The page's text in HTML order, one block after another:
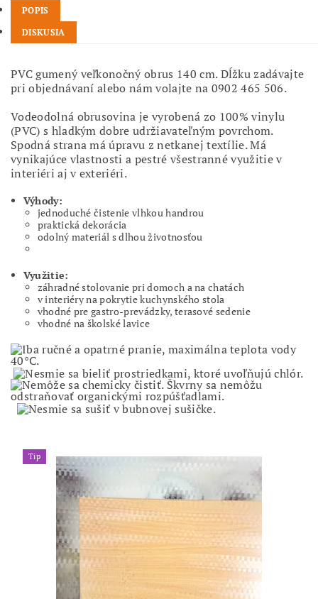
POPIS
DISKUSIA
PVC gumený veľkonočný obrus 140 cm. Dĺžku zadávajte
pri objednávaní alebo nám volajte na 0902 465 506.
Vodeodolná obrusovina je vyrobená zo 100% vinylu
(PVC) s hladkým dobre udržiavateľným povrchom.
Spodná strana má úpravu z netkanej textílie. Má
vynikajúce vlastnosti a pestré všestranné využitie v
interiéri aj v exteriéri.
Výhody:
jednoduché čistenie vlhkou handrou
praktická dekorácia
odolný materiál s dlhou životnosťou
Využitie:
záhradné stolovanie pri domoch a na chatách
v interiéry na pokrytie kuchynského stola
vhodné pre gastro-prevádzky, terasové sedenie
vhodné na školské lavice
Tip